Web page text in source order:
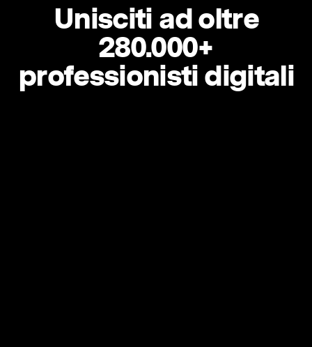
Unisciti ad oltre
280.000+
professionisti digitali